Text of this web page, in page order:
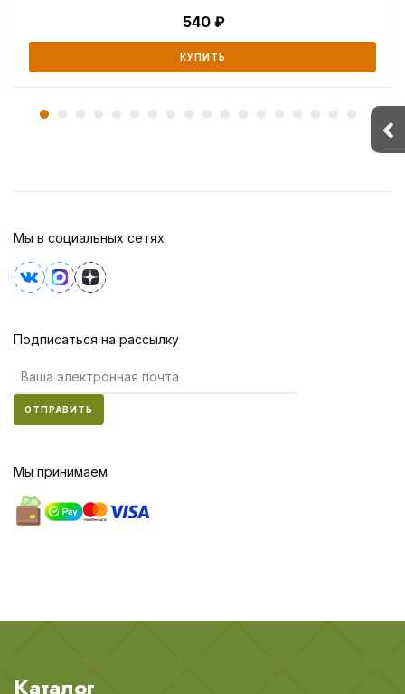
540
КУПИТЬ
Мы в социальных сетях
Подписаться на рассылку
ОТПРАВИТЬ
Мы принимаем
Каталог